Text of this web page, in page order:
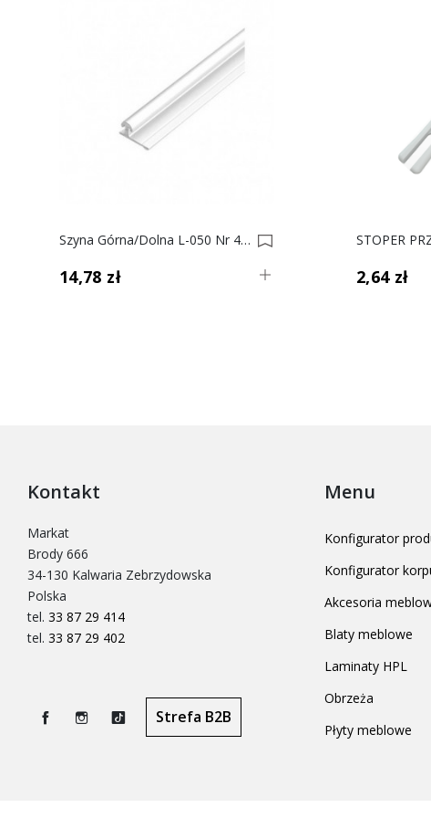
Szyna Górna/dolna L-050 Nr 4 0017530-0017532
14,78 zł 2,64 zł
Kontakt
Markat
Brody 666
34-130 Kalwaria Zebrzydowska
Polska
tel. 33 87 29 414
tel. 33 87 29 402
Instagram
TikTok
Strefa B2B
Menu
Konfigurator
Konfigurator
Akcesoria
Blaty meblowe
Laminaty HPL
Obrzeża
Płyty meblowe